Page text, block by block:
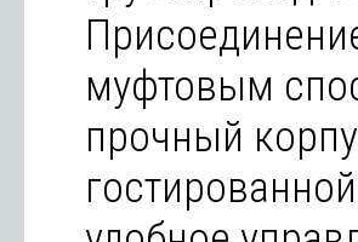
муфтовым
прочный